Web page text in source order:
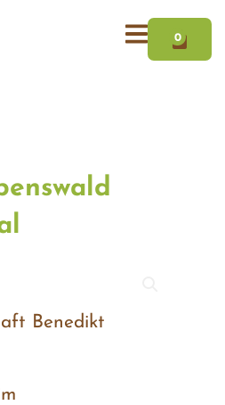
0
Benedikt